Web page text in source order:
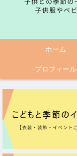
ホーム
プロフィール